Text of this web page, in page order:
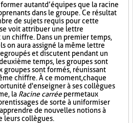
autant d’équipes que la racine
dans le groupe. Ce résultat
de sujets requis pour cette
voit attribuer une lettre
chiffre. Dans un premier temps,
on aura assigné la même lettre
et discutent pendant un
temps, les groupes sont
groupes sont formés, réunissant
chiffre. À ce moment, chaque
d'enseigner à ses collègues
la Racine carréepermet aux
de sorte à uniformiser
de nouvelles notions à
leurs collègues.